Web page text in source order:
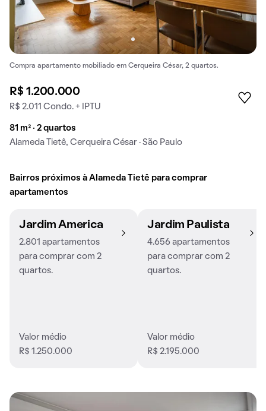
Compra apartamento mobiliado em Cerqueira César, 2 quartos.
R$ 1.200.000
R$ 2.011 Condo. + IPTU
81 m² · 2 quartos
Alameda Tietê, Cerqueira César · São Paulo
Bairros próximos à Alameda Tietê para comprar
apartamentos
Jardim America
2.801 apartamentos
para comprar com 2
quartos.
Valor médio
R$ 1.250.000
Jardim Paulista
4.656 apartamentos
para comprar com 2
quartos.
Valor médio
R$ 2.195.000